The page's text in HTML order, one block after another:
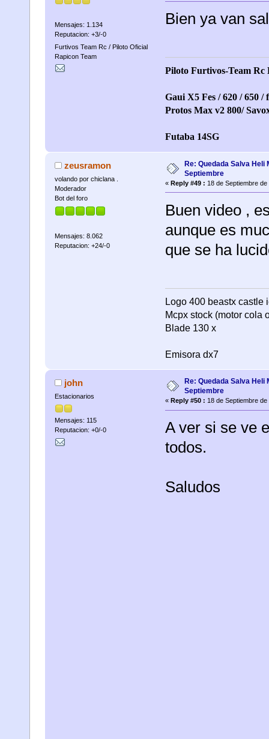
Mensajes: 1.134
Reputacion: +3/-0
Furtivos Team Rc / Piloto Oficial
Rapicon Team
Bien ya van
Piloto Furtivos-Team Rc
Gaui X5 Fes / 620 / 650
Protos Max v2 800/
Futaba 14SG
zeusramon
volando por chiclana .
Moderador
Bot del foro
Mensajes: 8.062
Reputacion: +24/-0
Re: Quedada Salva Heli
Septiembre
« Reply #49 : 18 de Septiembre
Buen video ,
aunque es
que se ha
Logo 400 beastx castle
Mcpx stock (motor cola
Blade 130 x
Emisora dx7
john
Estacionarios
Mensajes: 115
Reputacion: +0/-0
Re: Quedada Salva Heli
Septiembre
« Reply #50 : 18 de Septiembre
A ver si se ve
todos.
Saludos